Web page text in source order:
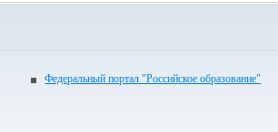
Федеральный портал "Российское образование"